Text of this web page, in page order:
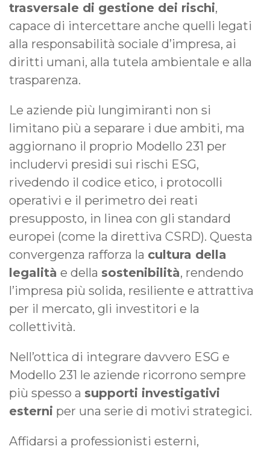
trasversale di gestione dei rischi,
capace di intercettare anche quelli legati
alla responsabilità sociale d’impresa, ai
diritti umani, alla tutela ambientale e alla
trasparenza.
Le aziende più lungimiranti non si
limitano più a separare i due ambiti, ma
aggiornano il proprio Modello 231 per
includervi presidi sui rischi ESG,
rivedendo il codice etico, i protocolli
operativi e il perimetro dei reati
presupposto, in linea con gli standard
europei (come la direttiva CSRD). Questa
convergenza rafforza la cultura della
legalità e della sostenibilità, rendendo
l’impresa più solida, resiliente e attrattiva
per il mercato, gli investitori e la
collettività.
Nell’ottica di integrare davvero ESG e
Modello 231 le aziende ricorrono sempre
più spesso a supporti investigativi
esterni per una serie di motivi strategici.
Affidarsi a professionisti esterni,